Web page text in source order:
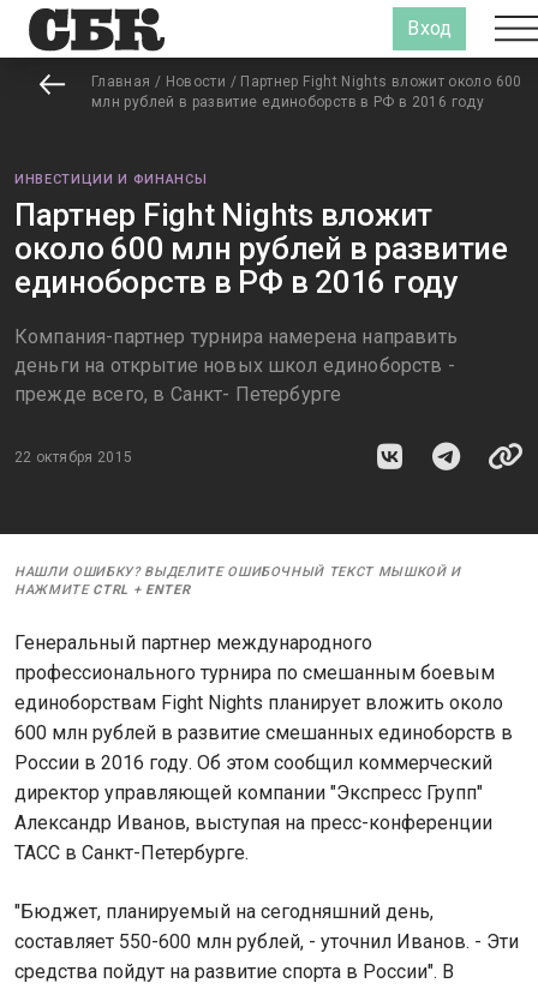
Вход
Главная / Новости / Партнер Fight Nights вложит около 600
млн рублей в развитие единоборств в РФ в 2016 году
ИНВЕСТИЦИИ И ФИНАНСЫ
Партнер Fight Nights вложит
около 600 млн рублей в развитие
единоборств в РФ в 2016 году
Компания-партнер турнира намерена направить
деньги на открытие новых школ единоборств -
прежде всего, в Санкт- Петербурге
22 октября 2015
НАШЛИ ОШИБКУ? ВЫДЕЛИТЕ ОШИБОЧНЫЙ ТЕКСТ МЫШКОЙ И
НАЖМИТЕ CTRL + ENTER
Генеральный партнер международного
профессионального турнира по смешанным боевым
единоборствам Fight Nights планирует вложить около
600 млн рублей в развитие смешанных единоборств в
России в 2016 году. Об этом сообщил коммерческий
директор управляющей компании "Экспресс Групп"
Александр Иванов, выступая на пресс-конференции
ТАСС в Санкт-Петербурге.
"Бюджет, планируемый на сегодняшний день,
составляет 550-600 млн рублей, - уточнил Иванов. - Эти
средства пойдут на развитие спорта в России". В